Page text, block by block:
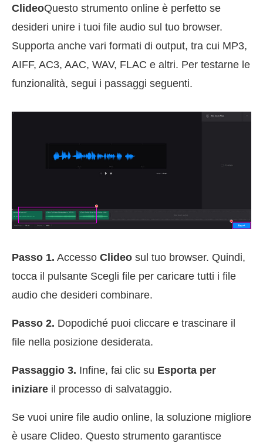
ClideoQuesto strumento online è perfetto se
desideri unire i tuoi file audio sul tuo browser.
Supporta anche vari formati di output, tra cui MP3,
AIFF, AC3, AAC, WAV, FLAC e altri. Per testarne le
funzionalità, segui i passaggi seguenti.
Passo 1. Accesso Clideo sul tuo browser. Quindi,
tocca il pulsante Scegli file per caricare tutti i file
audio che desideri combinare.
Passo 2. Dopodiché puoi cliccare e trascinare il
file nella posizione desiderata.
Passaggio 3. Infine, fai clic su Esporta per
iniziare il processo di salvataggio.
Se vuoi unire file audio online, la soluzione migliore
è usare Clideo. Questo strumento garantisce